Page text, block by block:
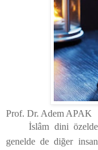
Prof. Dr. Adem APAK
İslâm dini
genelde de diğer